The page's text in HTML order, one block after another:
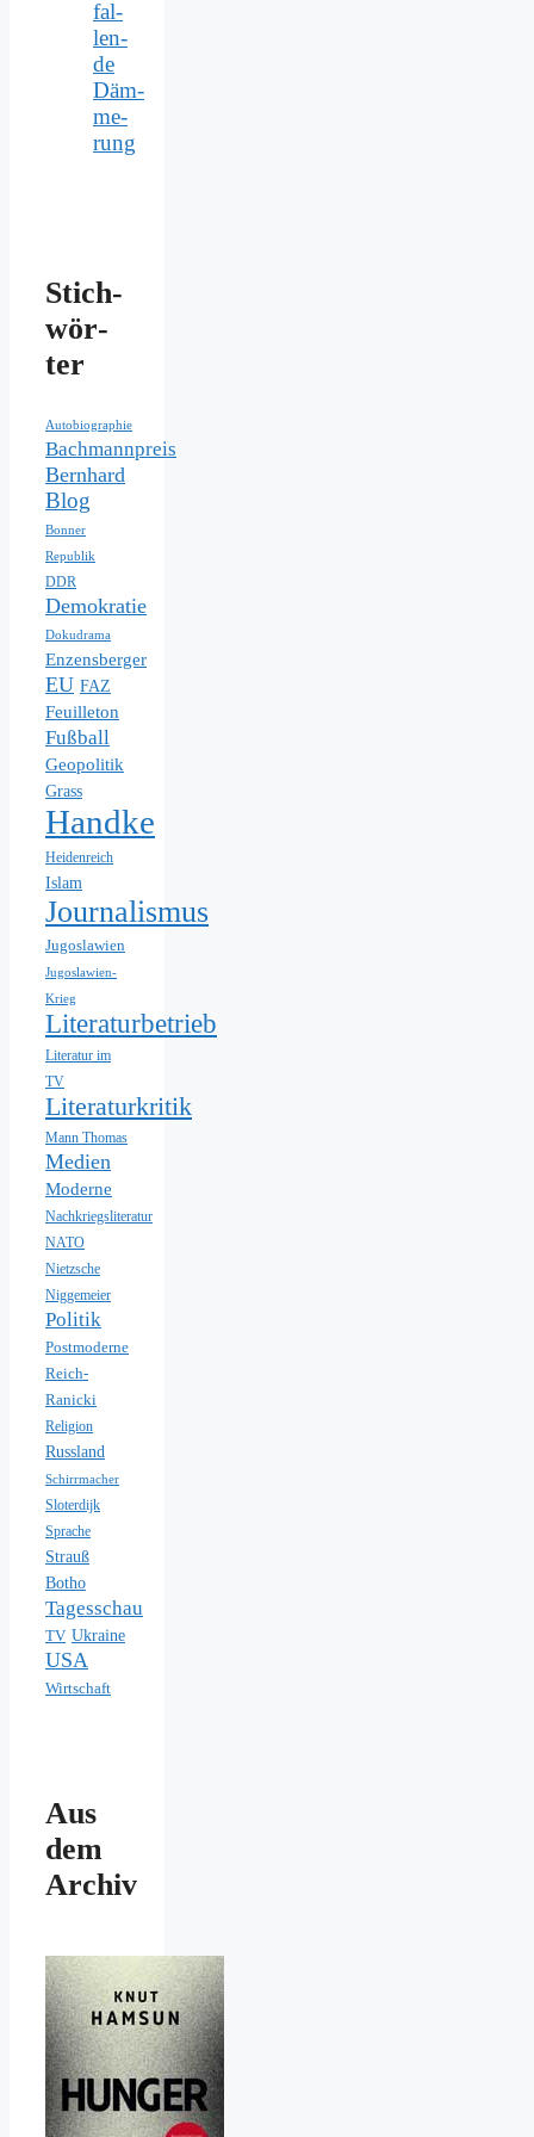
fal­
len­
de
Däm­
me­
rung
Stich­
wör­
ter
Autobiographie
Bachmannpreis
Bernhard
Blog
Bonner
Republik
DDR
Demokratie
Dokudrama
Enzensberger
EU FAZ
Feuilleton
Fußball
Geopolitik
Grass
Handke
Heidenreich
Islam
Journalismus
Jugoslawien
Jugoslawien-
Krieg
Literaturbetrieb
Literatur im
TV
Literaturkritik
Mann Thomas
Medien
Moderne
Nachkriegsliteratur
NATO
Nietzsche
Niggemeier
Politik
Postmoderne
Reich-
Ranicki
Religion
Russland
Schirrmacher
Sloterdijk
Sprache
Strauß
Botho
Tagesschau
TV Ukraine
USA
Wirtschaft
Aus
dem
Archiv